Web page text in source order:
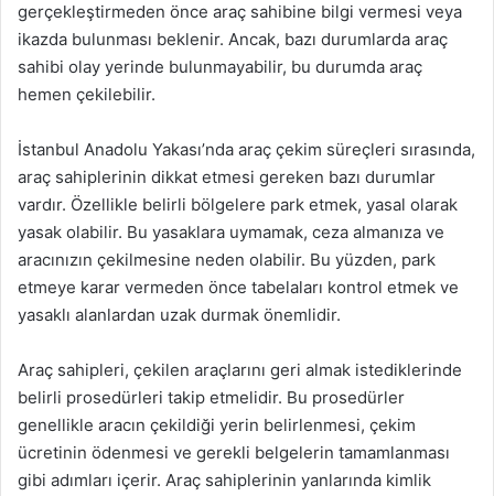
gerçekleştirmeden önce araç sahibine bilgi vermesi veya
ikazda bulunması beklenir. Ancak, bazı durumlarda araç
sahibi olay yerinde bulunmayabilir, bu durumda araç
hemen çekilebilir.
İstanbul Anadolu Yakası’nda araç çekim süreçleri sırasında,
araç sahiplerinin dikkat etmesi gereken bazı durumlar
vardır. Özellikle belirli bölgelere park etmek, yasal olarak
yasak olabilir. Bu yasaklara uymamak, ceza almanıza ve
aracınızın çekilmesine neden olabilir. Bu yüzden, park
etmeye karar vermeden önce tabelaları kontrol etmek ve
yasaklı alanlardan uzak durmak önemlidir.
Araç sahipleri, çekilen araçlarını geri almak istediklerinde
belirli prosedürleri takip etmelidir. Bu prosedürler
genellikle aracın çekildiği yerin belirlenmesi, çekim
ücretinin ödenmesi ve gerekli belgelerin tamamlanması
gibi adımları içerir. Araç sahiplerinin yanlarında kimlik